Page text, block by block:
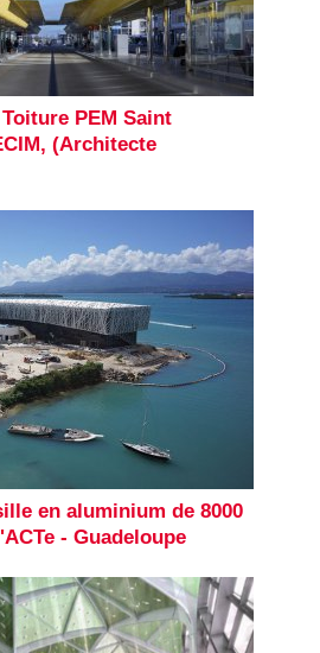
PEM Saint
(Architecte
en aluminium de 8000
- Guadeloupe